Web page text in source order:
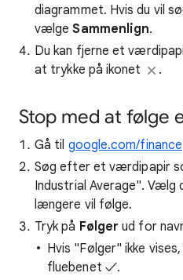
diagrammet. Hvis du vil
vælgeSammenlign.
Du kan fjerne et
at trykke på ikonet
.
Stop med at følge
Gå til google.com/finance
Søg efter et værdipapir
Industrial Average". Vælg
længere vil følge.
Tryk på Følger ud for
Hvis "Følger" ikke
fluebenet ✓.